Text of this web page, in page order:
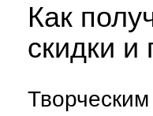
Как
скидки и
Творческим